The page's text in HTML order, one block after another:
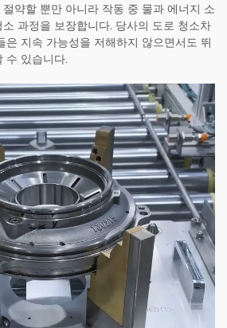
약할 뿐만 아니라 작동 중 물과 에너지 소
과정을 보장합니다. 당사의 도로 청소차
은 지속 가능성을 저해하지 않으면서도 뛰
수 있습니다.